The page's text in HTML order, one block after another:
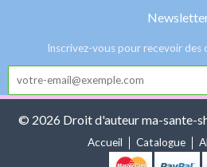
Inscrivez-vous pour recevoir des
© 2026 Droit d'auteur ma-sante-
Accueil Catalogue